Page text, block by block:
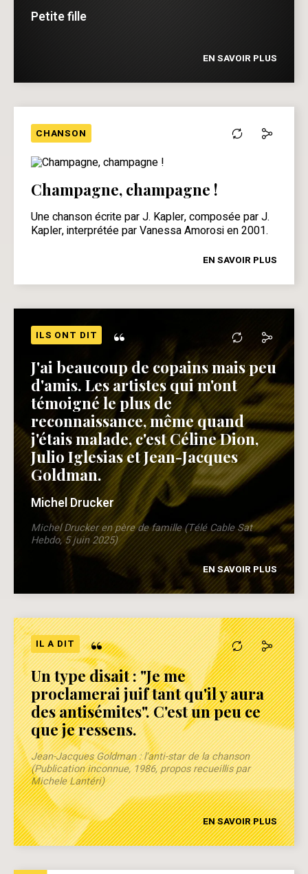
Petite fille
EN SAVOIR PLUS
CHANSON
Champagne, champagne !
Une chanson écrite par J. Kapler, composée par J.
Kapler, interprétée par Vanessa Amorosi en 2001.
EN SAVOIR PLUS
ILS ONT DIT “
J'ai beaucoup de copains mais peu
d'amis. Les artistes qui m'ont
témoigné le plus de
reconnaissance, même quand
j'étais malade, c'est Céline Dion,
Julio Iglesias et Jean-Jacques
Goldman.
Michel Drucker
Michel Drucker en père de famille (Télé Cable Sat
Hebdo, 5 juin 2025)
EN SAVOIR PLUS
IL A DIT “
Un type disait : "Je me
proclamerai juif tant qu'il y aura
des antisémites". C'est un peu ce
que je ressens.
Jean-Jacques Goldman : l'anti-star de la chanson
(Publication inconnue, 1986, propos recueillis par
Michele Lantéri)
EN SAVOIR PLUS